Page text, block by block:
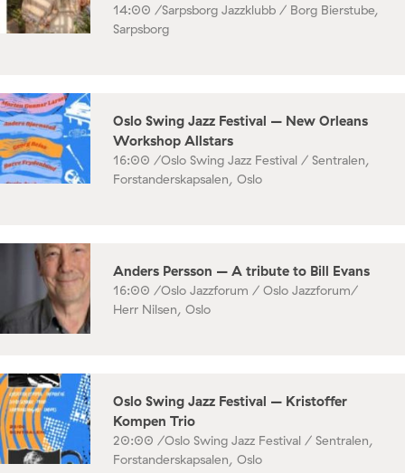
14:00 /Sarpsborg Jazzklubb / Borg Bierstube,
Sarpsborg
Oslo Swing Jazz Festival – New Orleans
Workshop Allstars
16:00 /Oslo Swing Jazz Festival / Sentralen,
Forstanderskapsalen, Oslo
Anders Persson – A tribute to Bill Evans
16:00 /Oslo Jazzforum / Oslo Jazzforum/
Herr Nilsen, Oslo
Oslo Swing Jazz Festival – Kristoffer
Kompen Trio
20:00 /Oslo Swing Jazz Festival / Sentralen,
Forstanderskapsalen, Oslo